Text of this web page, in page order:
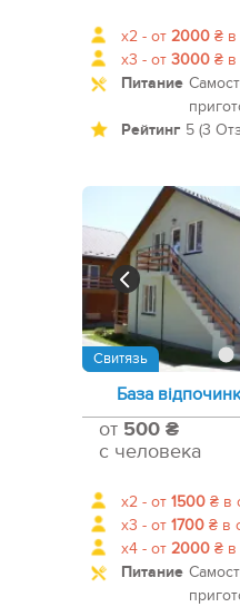
x2 - от 2000 ₴
x3 - от 3000 ₴
Питание
Рейтинг 5 (3
Свитязь
База
от 500 ₴
с человека
x2 - от 1500 ₴ в
x3 - от 1700 ₴ в
x4 - от 2000 ₴
Питание